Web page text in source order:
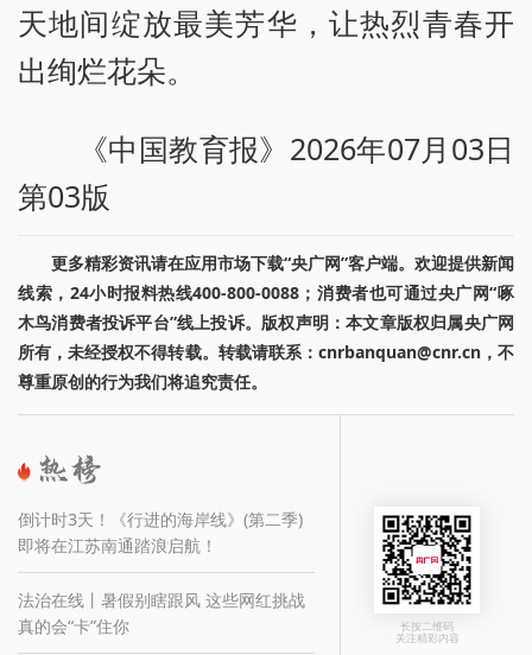
天地间绽放最美芳华，让热烈青春开
出绚烂花朵。
《中国教育报》2026年07月03日
第03版
更多精彩资讯请在应用市场下载“央广网”客户端。欢迎提供新闻
线索，24小时报料热线400-800-0088；消费者也可通过央广网“啄
木鸟消费者投诉平台”线上投诉。版权声明：本文章版权归属央广网
所有，未经授权不得转载。转载请联系：cnrbanquan@cnr.cn，不
尊重原创的行为我们将追究责任。
倒计时3天！《行进的海岸线》(第二季)
即将在江苏南通踏浪启航！
法治在线丨暑假别瞎跟风 这些网红挑战
真的会“卡”住你
长按二维码
关注精彩内容